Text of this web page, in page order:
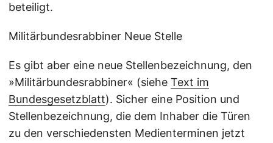
beteiligt.
Militärbundesrabbiner Neue Stelle
Es gibt aber eine neue Stellenbezeichnung, den
»Militärbundesrabbiner« (siehe Text im
Bundesgesetzblatt). Sicher eine Position und
Stellenbezeichnung, die dem Inhaber die Türen
zu den verschiedensten Medienterminen jetzt